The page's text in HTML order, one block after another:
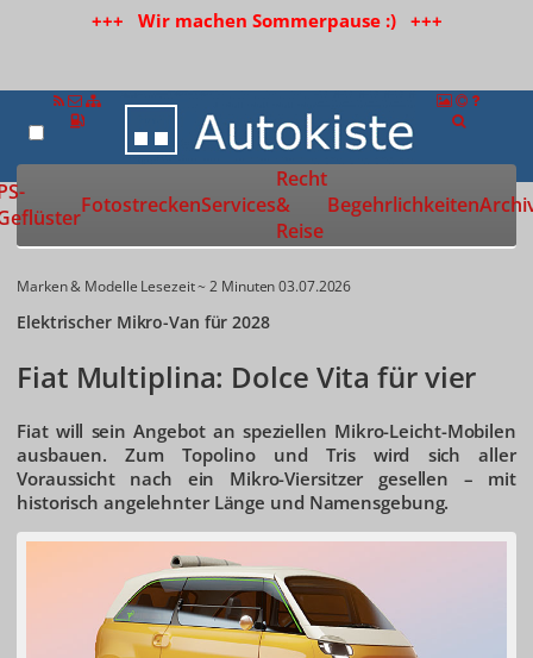
+++ Wir machen Sommerpause :) +++
Zur Startseite
FotostreckenServices
Recht
&
Reise
Begehrlichkeiten
Marken & Modelle Lesezeit ~ 2 Minuten03.07.2026
Elektrischer Mikro-Van für 2028
Fiat Multiplina: Dolce Vita für vier
Fiat will sein Angebot an speziellen Mikro-Leicht-Mobilen
ausbauen. Zum Topolino und Tris wird sich aller
Voraussicht nach ein Mikro-Viersitzer gesellen – mit
historisch angelehnter Länge und Namensgebung.